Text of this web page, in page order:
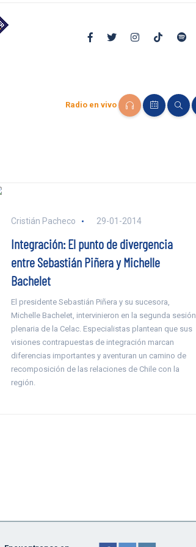
Radio en vivo
Cristián Pacheco 29-01-2014
Integración: El punto de divergencia
entre Sebastián Piñera y Michelle
Bachelet
El presidente Sebastián Piñera y su sucesora,
Michelle Bachelet, intervinieron en la segunda sesión
plenaria de la Celac. Especialistas plantean que sus
visiones contrapuestas de integración marcan
diferencias importantes y aventuran un camino de
recomposición de las relaciones de Chile con la
región.